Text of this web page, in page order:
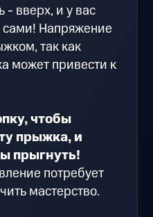
- вверх, и у вас
сами! Напряжение
так как
может привести к
чтобы
прыжка, и
прыгнуть!
потребует
мастерство.